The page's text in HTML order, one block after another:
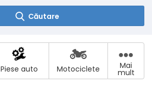
Căutare
Piese auto Motociclete Mai
mult